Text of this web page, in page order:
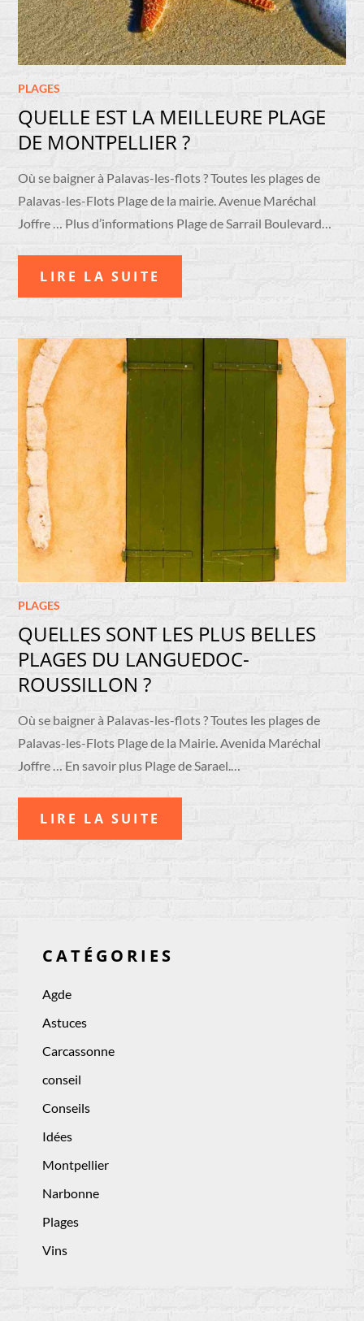
PLAGES
QUELLE EST LA MEILLEURE PLAGE
DE MONTPELLIER ?
Où se baigner à Palavas-les-flots ? Toutes les plages de
Palavas-les-Flots Plage de la mairie. Avenue Maréchal
Joffre … Plus d’informations Plage de Sarrail Boulevard…
LIRE LA SUITE
PLAGES
QUELLES SONT LES PLUS BELLES
PLAGES DU LANGUEDOC-
ROUSSILLON ?
Où se baigner à Palavas-les-flots ? Toutes les plages de
Palavas-les-Flots Plage de la Mairie. Avenida Maréchal
Joffre … En savoir plus Plage de Sarael.…
LIRE LA SUITE
CATÉGORIES
Agde
Astuces
Carcassonne
conseil
Conseils
Idées
Montpellier
Narbonne
Plages
Vins